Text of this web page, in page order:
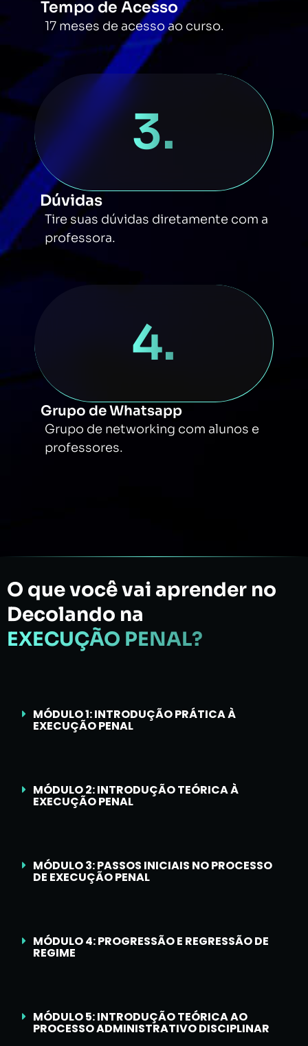
Tempo de Acesso
17 meses de acesso ao curso.
3.
Dúvidas
Tire suas dúvidas diretamente com a
professora.
4.
Grupo de Whatsapp
Grupo de networking com alunos e
professores.
O que você vai aprender no
Decolando na
EXECUÇÃO PENAL?
MÓDULO 1: INTRODUÇÃO PRÁTICA À
EXECUÇÃO PENAL
MÓDULO 2: INTRODUÇÃO TEÓRICA À
EXECUÇÃO PENAL
MÓDULO 3: PASSOS INICIAIS NO PROCESSO
DE EXECUÇÃO PENAL
MÓDULO 4: PROGRESSÃO E REGRESSÃO DE
REGIME
MÓDULO 5: INTRODUÇÃO TEÓRICA AO
PROCESSO ADMINISTRATIVO DISCIPLINAR